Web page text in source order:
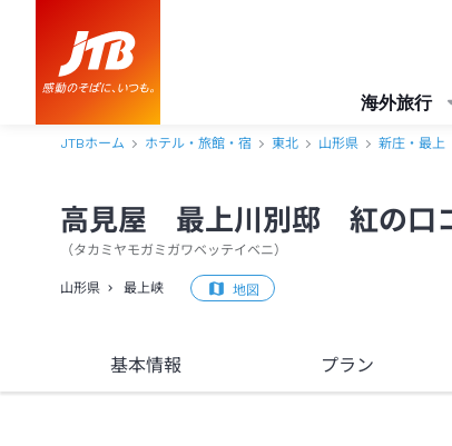
海外旅行
JTBホーム ホテル・旅館・宿 東北 山形県 新庄・最上
高見屋 最上川別邸 紅の口
（タカミヤモガミガワベッテイベニ）
山形県 最上峡 地図
基本情報 プラン